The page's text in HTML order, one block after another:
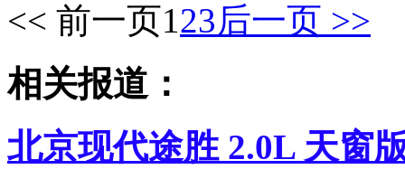
<< 前一页123后一页 >>
相关报道：
北京现代途胜 2.0L 天窗